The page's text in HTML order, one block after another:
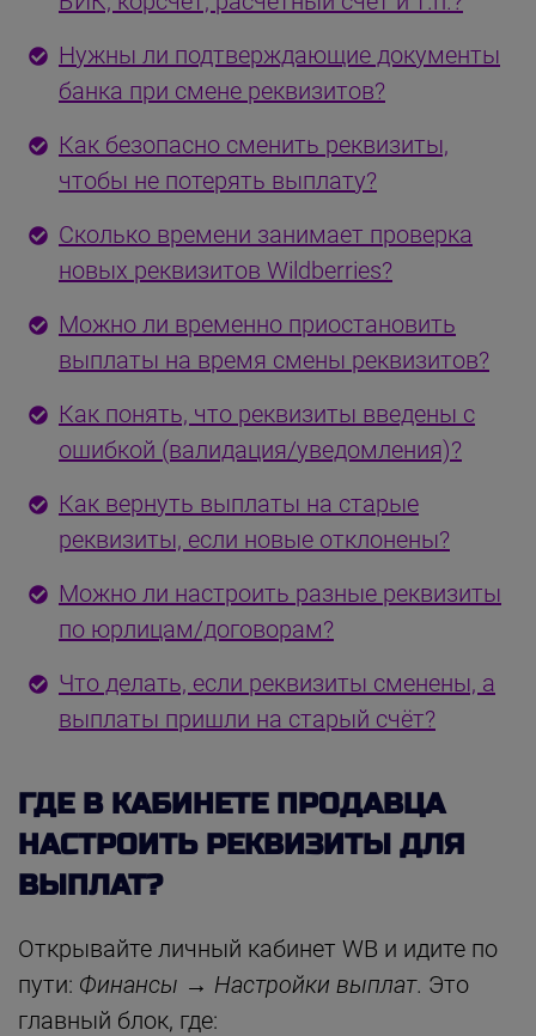
Нужны ли подтверждающие документы
банка при смене реквизитов?
Как безопасно сменить реквизиты,
чтобы не потерять выплату?
Сколько времени занимает проверка
новых реквизитов Wildberries?
Можно ли временно приостановить
выплаты на время смены реквизитов?
Как понять, что реквизиты введены с
ошибкой (валидация/уведомления)?
Как вернуть выплаты на старые
реквизиты, если новые отклонены?
Можно ли настроить разные реквизиты
по юрлицам/договорам?
Что делать, если реквизиты сменены, а
выплаты пришли на старый счёт?
ГДЕ В КАБИНЕТЕ ПРОДАВЦА
НАСТРОИТЬ РЕКВИЗИТЫ ДЛЯ
ВЫПЛАТ?
Открывайте личный кабинет WB и идите по
пути: Финансы → Настройки выплат. Это
главный блок, где: